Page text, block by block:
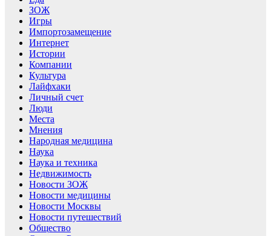
ЗОЖ
Игры
Импортозамещение
Интернет
Истории
Компании
Культура
Лайфхаки
Личный счет
Люди
Места
Мнения
Народная медицина
Наука
Наука и техника
Недвижимость
Новости ЗОЖ
Новости медицины
Новости Москвы
Новости путешествий
Общество